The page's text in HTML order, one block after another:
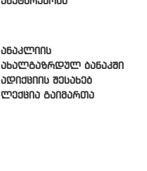
ანაკლიის
ახალგაზრდულ ბანაკში
ადიქციის შესახებ
ლექცია გაიმართა